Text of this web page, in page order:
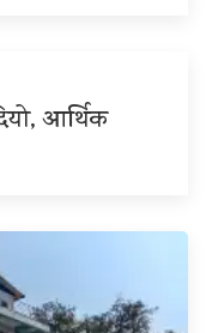
आर्थिक